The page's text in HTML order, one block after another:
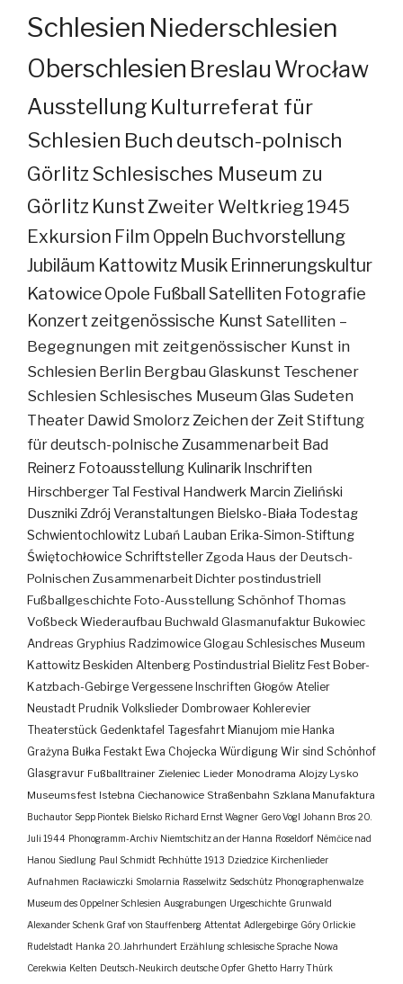
Schlesien Niederschlesien
Oberschlesien Breslau Wrocław
Ausstellung Kulturreferat für
Schlesien Buch deutsch-polnisch
GörlitzSchlesisches Museum zu
Görlitz KunstZweiter Weltkrieg 1945
Exkursion Film Oppeln Buchvorstellung
Jubiläum Kattowitz Musik Erinnerungskultur
KatowiceOpole FußballSatelliten Fotografie
Konzertzeitgenössische Kunst Satelliten –
Begegnungen mit zeitgenössischer Kunst in
Schlesien Berlin BergbauGlaskunst Teschener
Schlesien Schlesisches MuseumGlas Sudeten
Theater Dawid SmolorzZeichen der Zeit Stiftung
für deutsch-polnische Zusammenarbeit Bad
Reinerz Fotoausstellung Kulinarik Inschriften
Hirschberger Tal Festival Handwerk Marcin Zieliński
Duszniki Zdrój Veranstaltungen Bielsko-Biała Todestag
Schwientochlowitz Lubań Lauban Erika-Simon-Stiftung
Świętochłowice SchriftstellerZgoda Haus der Deutsch-
Polnischen ZusammenarbeitDichterpostindustriell
Fußballgeschichte Foto-AusstellungSchönhofThomas
VoßbeckWiederaufbau Buchwald Glasmanufaktur Bukowiec
Andreas Gryphius Radzimowice Glogau Schlesisches Museum
Kattowitz Beskiden Altenberg Postindustrial Bielitz Fest Bober-
Katzbach-Gebirge Vergessene Inschriften Głogów Atelier
Neustadt Prudnik Volkslieder Dombrowaer Kohlerevier
Theaterstück Gedenktafel Tagesfahrt Mianujom mie Hanka
Grażyna Bułka Festakt Ewa Chojecka Würdigung Wir sind Schönhof
Glasgravur Fußballtrainer Zieleniec Lieder Monodrama Alojzy Lysko
Museumsfest Istebna Ciechanowice Straßenbahn Szklana Manufaktura
Buchautor Sepp Piontek Bielsko Richard Ernst Wagner Gero Vogl Johann Bros 20.
Juli 1944 Phonogramm-Archiv Niemtschitz an der Hanna Roseldorf Némčice nad
Hanou Siedlung Paul Schmidt Pechhütte 1913 Dziedzice Kirchenlieder
Aufnahmen Racławiczki Smolarnia Rasselwitz Sedschütz Phonographenwalze
Museum des Oppelner Schlesien Ausgrabungen Urgeschichte Grunwald
Alexander Schenk Graf von Stauffenberg Attentat Adlergebirge Góry Orlickie
Rudelstadt Hanka 20. Jahrhundert Erzählung schlesische Sprache Nowa
Cerekwia Kelten Deutsch-Neukirch deutsche Opfer Ghetto Harry Thürk